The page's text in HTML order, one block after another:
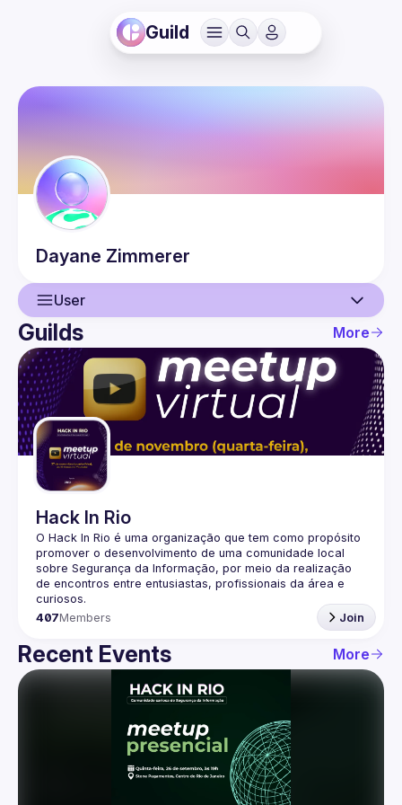
Guild
Dayane Zimmerer
User
User
Events
Guilds
Guilds More
Hack In Rio
O Hack In Rio é uma organização que tem como propósito
promover o desenvolvimento de uma comunidade local
sobre Segurança da Informação, por meio da realização
de encontros entre entusiastas, profissionais da área e
407Members Join
Recent Events More